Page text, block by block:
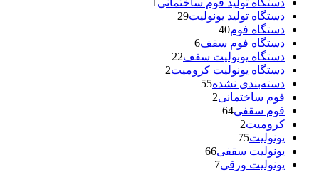
دستگاه تولید فوم ساختمانی 1
دستگاه تولید یونولیت29
دستگاه فوم40
دستگاه فوم سقف6
دستگاه یونولیت سقف22
دستگاه یونولیت کرومیت2
دسته‌بندی نشده55
فوم ساختمانی2
فوم سقفی64
کرومیت2
یونولیت75
یونولیت سقفی66
یونولیت ورقی7